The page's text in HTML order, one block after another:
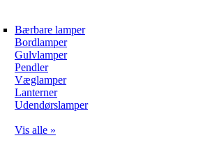
Bærbare lamper
Bordlamper
Gulvlamper
Pendler
Væglamper
Lanterner
Udendørslamper
Vis alle »